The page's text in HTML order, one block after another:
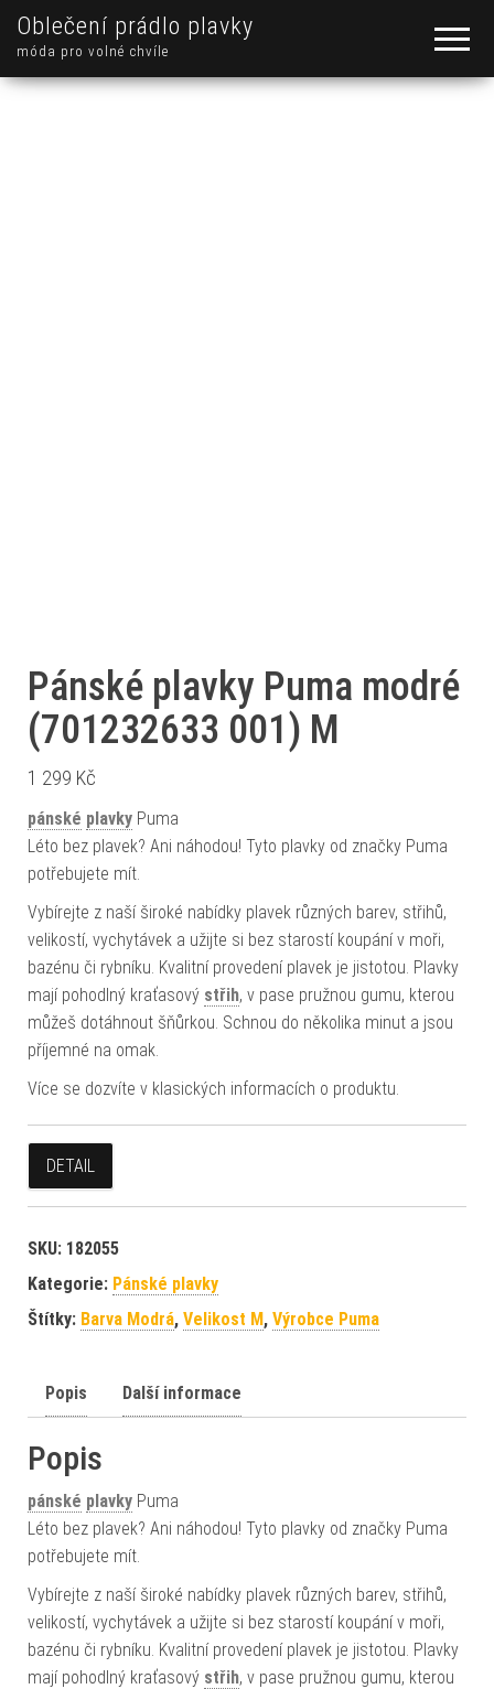
Oblečení prádlo plavky
móda pro volné chvíle
Pánské plavky Puma modré
(701232633 001) M
1 299 Kč
pánské plavky Puma
Léto bez plavek? Ani náhodou! Tyto plavky od značky Puma
potřebujete mít.
Vybírejte z naší široké nabídky plavek různých barev, střihů,
velikostí, vychytávek a užijte si bez starostí koupání v moři,
bazénu či rybníku. Kvalitní provedení plavek je jistotou. Plavky
mají pohodlný kraťasový střih, v pase pružnou gumu, kterou
můžeš dotáhnout šňůrkou. Schnou do několika minut a jsou
příjemné na omak.
Více se dozvíte v klasických informacích o produktu.
DETAIL
SKU: 182055
Kategorie: Pánské plavky
Štítky: Barva Modrá, Velikost M, Výrobce Puma
Popis Další informace
Popis
pánské plavky Puma
Léto bez plavek? Ani náhodou! Tyto plavky od značky Puma
potřebujete mít.
Vybírejte z naší široké nabídky plavek různých barev, střihů,
velikostí, vychytávek a užijte si bez starostí koupání v moři,
bazénu či rybníku. Kvalitní provedení plavek je jistotou. Plavky
mají pohodlný kraťasový střih, v pase pružnou gumu, kterou